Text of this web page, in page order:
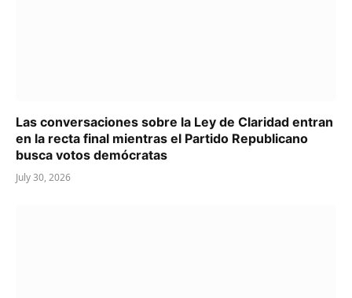
Las conversaciones sobre la Ley de Claridad entran
en la recta final mientras el Partido Republicano
busca votos demócratas
July 30, 2026